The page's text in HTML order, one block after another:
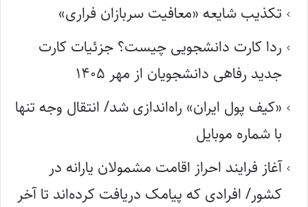
تکذیب شایعه «معافیت سربازان فراری»
ردا کارت دانشجویی چیست؟ جزئیات کارت
جدید رفاهی دانشجویان از مهر ۱۴۰۵
«کیف پول ایران» راه‌اندازی شد/ انتقال وجه تنها
با شماره موبایل
آغاز فرایند احراز اقامت مشمولان یارانه در
کشور/ افرادی که پیامک دریافت کرده‌اند تا آخر